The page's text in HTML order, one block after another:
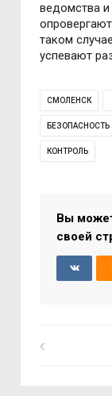
ведомства
таком
успевают
СМОЛЕНСК
БЕЗОПАСНОСТЬ
КОНТРОЛЬ
Вы
своей